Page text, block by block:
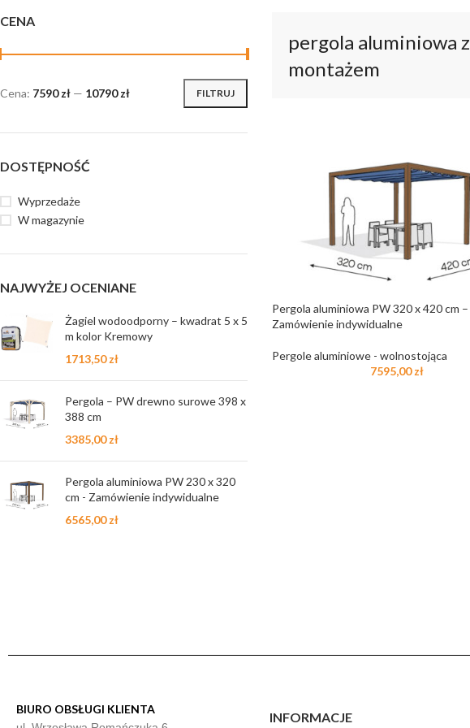
CENA
FILTRUJ
Cena: 7590 zł — 10790 zł
DOSTĘPNOŚĆ
Wyprzedaże
W magazynie
NAJWYŻEJ OCENIANE
Żagiel wodoodporny – kwadrat 5 x 5
m kolor Kremowy
1713,50zł
Pergola – PW drewno surowe 398 x
388 cm
3385,00zł
Pergola aluminiowa PW 230 x 320
cm - Zamówienie indywidualne
6565,00zł
pergola aluminiowa z
montażem
Pergola aluminiowa PW 320 x 420 cm –
Zamówienie indywidualne
Pergole aluminiowe - wolnostojąca
7595,00zł
BIURO OBSŁUGI KLIENTA
INFORMACJE